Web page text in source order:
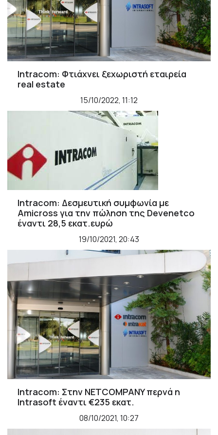
Intracom: Φτιάχνει ξεχωριστή εταιρεία
real estate
15/10/2022, 11:12
Intracom: Δεσμευτική συμφωνία με
Amicross για την πώληση της Devenetco
έναντι 28,5 εκατ.ευρώ
19/10/2021, 20:43
Intracom: Στην NETCOMPANY περνά η
Intrasoft έναντι €235 εκατ.
08/10/2021, 10:27